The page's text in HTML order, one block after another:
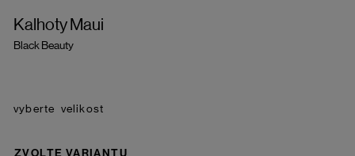
Kalhoty Maui
Black Beauty
velikost
ZVOLTE VARIANTU